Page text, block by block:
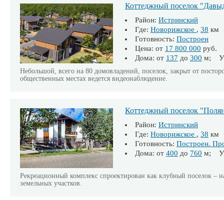
Коттеджный поселок
Район: Истринский
Где: Новорижское , 38 км
Готовность: Построен
Цена: от 17 800 000 руб.
Дома: от 137 до 300 м;
Небольшой, всего на 80 домовладений, поселок, закрыт от
общественных местах ведется видеонаблюдение.
Коттеджный поселок
Район: Истринский
Где: Новорижское , 38 км
Готовность: Построен.
Дома: от 400 до 760 м;
Рекреационный комплекс спроектирован как клубный поселок –
земельных участков.